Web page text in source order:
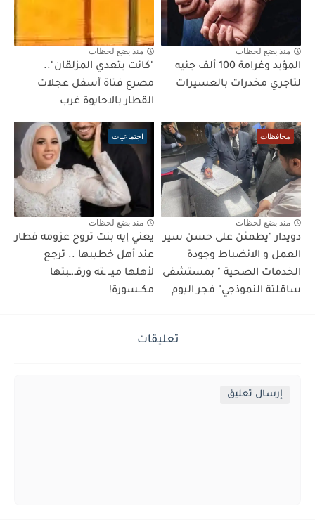
منذ بضع لحظات
المؤبد وغرامة 100 ألف جنيه
لتاجري مخدرات بالعسيرات
منذ بضع لحظات
"كانت بتعدي المزلقان"..
مصرع فتاة أسفل عجلات
القطار بالاحايوة غرب
محافظات
منذ بضع لحظات
دويدار "يطمئن على حسن سير
العمل و الانضباط وجودة
الخدمات الصحية " بمستشفى
ساقلتة النموذجي" فجر اليوم
اجتماعيات
منذ بضع لحظات
يعني إيه بنت تروح عزومه فطار
عند أهل خطيبها .. ترجع
لأهلها ميــ ـته ورقـ.ـبتها
مكــسورة!
تعليقات
إرسال تعليق